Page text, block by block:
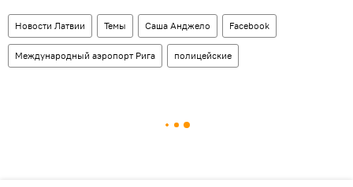
Новости Латвии Темы Саша Анджело Facebook
Международный аэропорт Рига полицейские